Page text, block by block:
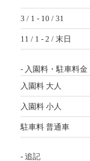
3 / 1 - 10 / 31
11 / 1 - 2 / 末日
- 入園料・駐車料金
入園料 大人
入園料 小人
駐車料 普通車
- 追記